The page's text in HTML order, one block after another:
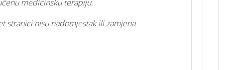
medicinsku terapiju.
stranici nisu nadomjestak ili zamjena